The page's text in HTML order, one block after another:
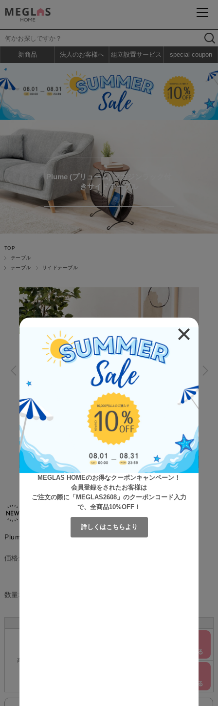
新商品 法人のお客様へ 組立設置サービス special coupon
MEGLAS HOMEのお得なクーポンキャンペーン！
会員登録をされたお客様は
ご注文の際に「MEGLAS2608」のクーポンコード入力
で、全商品10%OFF！
詳しくはこちらより
TOP
テーブル
テーブル
サイドテーブル
Plume (プリューム) マガジンラック付きサイドテーブル
価格:
数量:
高さ53cm